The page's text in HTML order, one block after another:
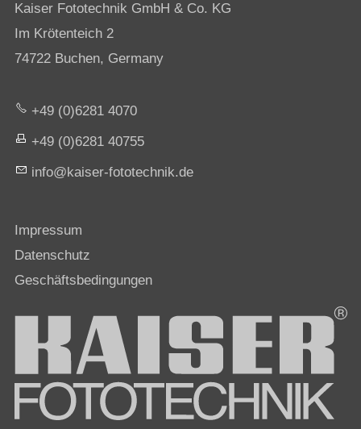
Kaiser Fototechnik GmbH & Co. KG
Im Krötenteich 2
74722 Buchen, Germany
+49 (0)6281 4070
+49 (0)6281 40755
nf
k s r-f t t chn k d
Impressum
Datenschutz
Geschäftsbedingungen